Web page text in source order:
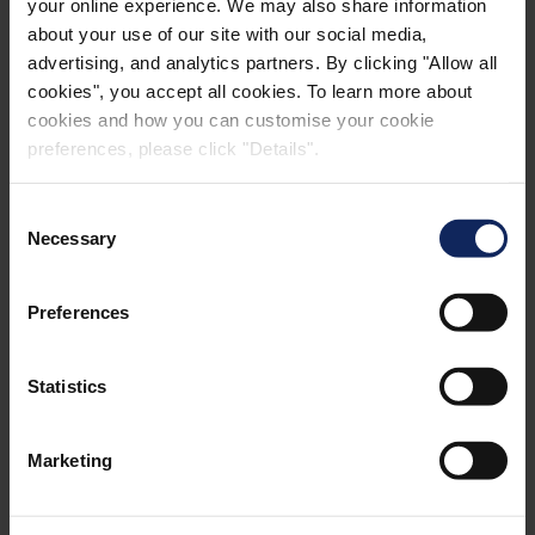
your online experience. We may also share information
about your use of our site with our social media,
advertising, and analytics partners. By clicking "Allow all
cookies", you accept all cookies. To learn more about
cookies and how you can customise your cookie
preferences, please click "Details".
Selection
Necessary
Preferences
Statistics
Marketing
Datos:
1.800.000 m